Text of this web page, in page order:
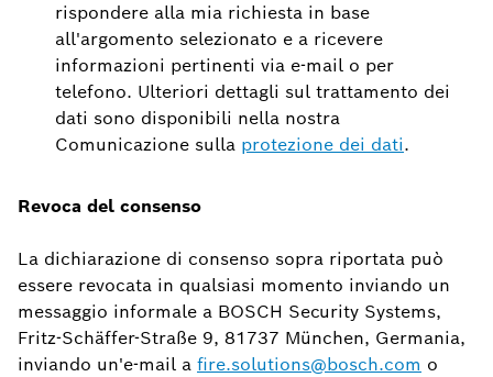
rispondere alla mia richiesta in base
all'argomento selezionato e a ricevere
informazioni pertinenti via e-mail o per
telefono. Ulteriori dettagli sul trattamento dei
dati sono disponibili nella nostra
Comunicazione sulla protezione dei dati.
Revoca del consenso
La dichiarazione di consenso sopra riportata può
essere revocata in qualsiasi momento inviando un
messaggio informale a BOSCH Security Systems,
Fritz-Schäffer-Straße 9, 81737 München, Germania,
inviando un'e-mail a fire.solutions@bosch.com o